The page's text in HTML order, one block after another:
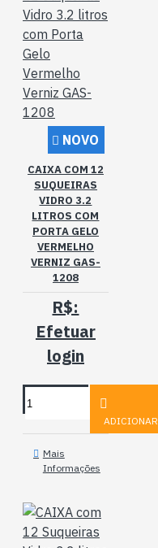
NOVO
CAIXA COM 12
SUQUEIRAS
VIDRO 3.2
LITROS COM
PORTA GELO
VERMELHO
VERNIZ GAS-
1208
R$:
Efetuar
login
ADICIONAR
Mais
Informações